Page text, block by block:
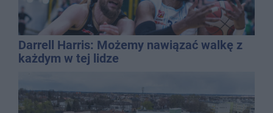
Darrell Harris: Możemy nawiązać walkę z
każdym w tej lidze